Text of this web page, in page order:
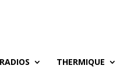
RADIOS THERMIQUE